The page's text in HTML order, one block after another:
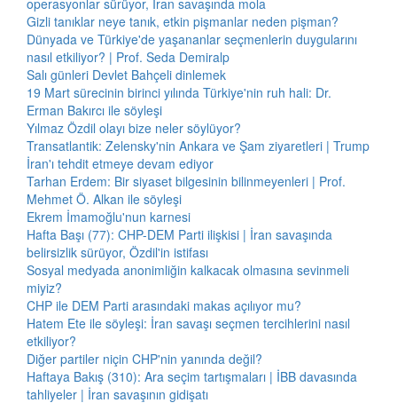
operasyonlar sürüyor, İran savaşında mola
Gizli tanıklar neye tanık, etkin pişmanlar neden pişman?
Dünyada ve Türkiye'de yaşananlar seçmenlerin duygularını
nasıl etkiliyor? | Prof. Seda Demiralp
Salı günleri Devlet Bahçeli dinlemek
19 Mart sürecinin birinci yılında Türkiye'nin ruh hali: Dr.
Erman Bakırcı ile söyleşi
Yılmaz Özdil olayı bize neler söylüyor?
Transatlantik: Zelensky'nin Ankara ve Şam ziyaretleri | Trump
İran'ı tehdit etmeye devam ediyor
Tarhan Erdem: Bir siyaset bilgesinin bilinmeyenleri | Prof.
Mehmet Ö. Alkan ile söyleşi
Ekrem İmamoğlu'nun karnesi
Hafta Başı (77): CHP-DEM Parti ilişkisi | İran savaşında
belirsizlik sürüyor, Özdil'in istifası
Sosyal medyada anonimliğin kalkacak olmasına sevinmeli
miyiz?
CHP ile DEM Parti arasındaki makas açılıyor mu?
Hatem Ete ile söyleşi: İran savaşı seçmen tercihlerini nasıl
etkiliyor?
Diğer partiler niçin CHP'nin yanında değil?
Haftaya Bakış (310): Ara seçim tartışmaları | İBB davasında
tahliyeler | İran savaşının gidişatı